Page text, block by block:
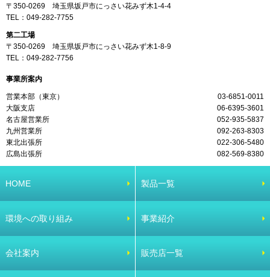
〒350-0269 埼玉県坂戸市にっさい花みず木1-4-4
TEL： 049-282-7755
第二工場
〒350-0269 埼玉県坂戸市にっさい花みず木1-8-9
TEL： 049-282-7756
事業所案内
営業本部（東京）
03-6851-0011
大阪支店
06-6395-3601
名古屋営業所
052-935-5837
九州営業所
092-263-8303
東北出張所
022-306-5480
広島出張所
082-569-8380
HOME 製品一覧
環境への取り組み 事業紹介
会社案内 販売店一覧